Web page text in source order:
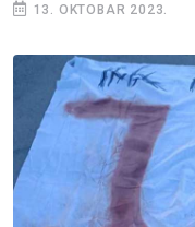
13. OKTOBAR 2023.